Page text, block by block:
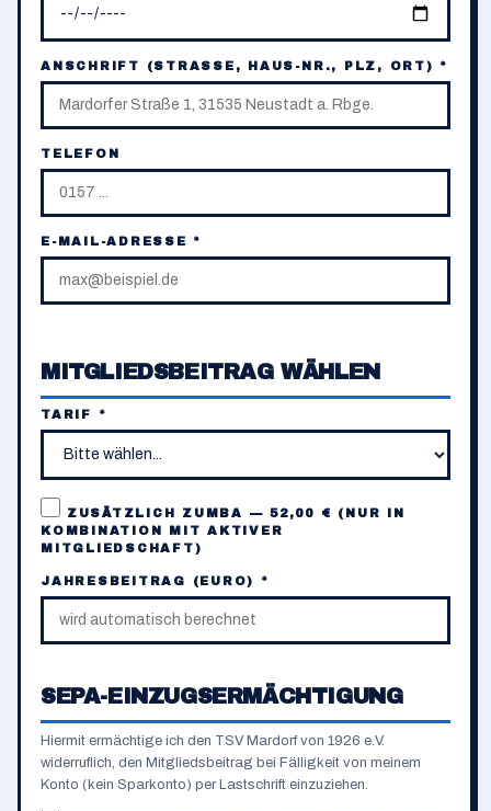
ANSCHRIFT (STRASSE, HAUS-NR., PLZ, ORT) *
TELEFON
E-MAIL-ADRESSE *
MITGLIEDSBEITRAG WÄHLEN
TARIF *
ZUSÄTZLICH ZUMBA — 52,00 € (NUR IN
KOMBINATION MIT AKTIVER
MITGLIEDSCHAFT)
JAHRESBEITRAG (EURO) *
SEPA-EINZUGSERMÄCHTIGUNG
Hiermit ermächtige ich den TSV Mardorf von 1926 e.V.
widerruflich, den Mitgliedsbeitrag bei Fälligkeit von meinem
Konto (kein Sparkonto) per Lastschrift einzuziehen.